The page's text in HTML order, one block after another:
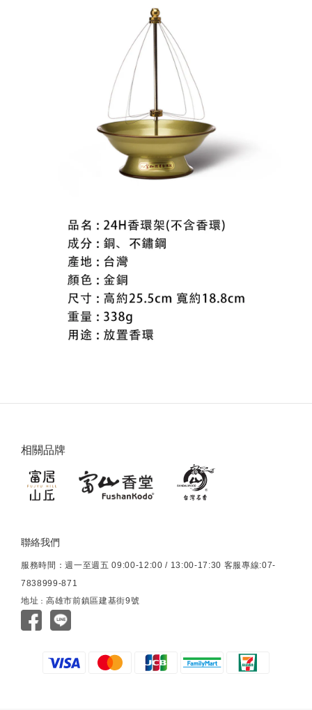
相關品牌
聯絡我們
服務時間：週一至週五 09:00-12:00 / 13:00-17:30 客服專線:07-
7838999-871
地址 ： 高雄市前鎮區建基街9號